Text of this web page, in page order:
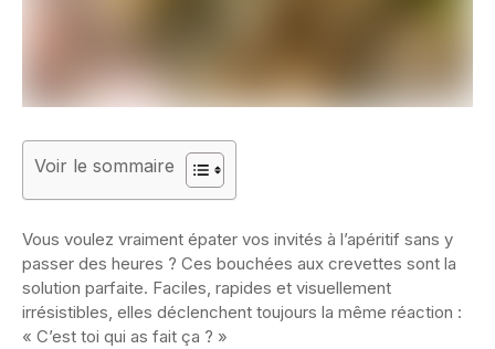
Voir le sommaire
Vous voulez vraiment épater vos invités à l’apéritif sans y
passer des heures ? Ces bouchées aux crevettes sont la
solution parfaite. Faciles, rapides et visuellement
irrésistibles, elles déclenchent toujours la même réaction :
« C’est toi qui as fait ça ? »